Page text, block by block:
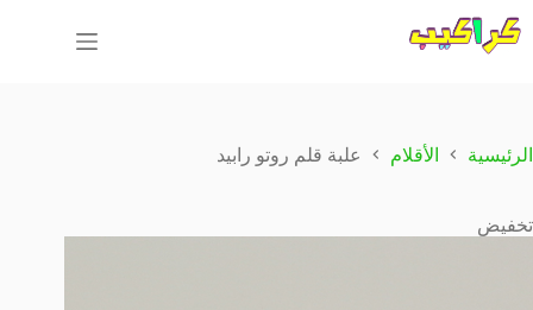
إلى
المحتوى
الرئيسية الأقلام علبة قلم روتو رابيد
تخفيض